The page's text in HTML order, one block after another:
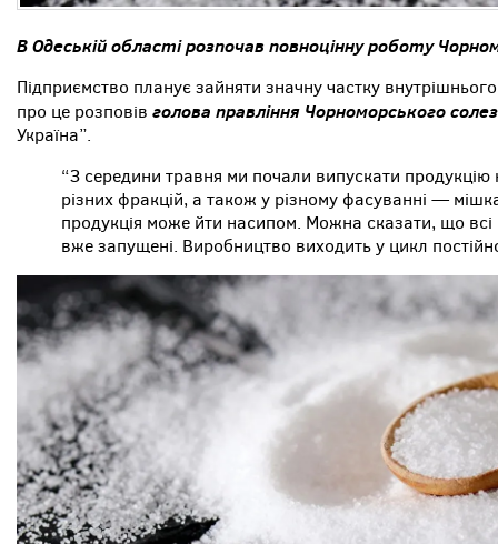
В Одеській області розпочав повноцінну роботу
Підприємство планує зайняти значну частку
про це розповів голова правління Чорноморського
Україна”.
“З середини травня ми почали випускати продукцію
різних фракцій, а також у різному фасуванні —
продукція може йти насипом. Можна сказати, що всі
вже запущені. Виробництво виходить у цикл